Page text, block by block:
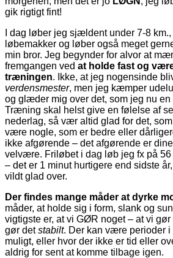
gik rigtigt fint!
I dag løber jeg sjældent under 7-8
løbemakker og løber også meget
min bror. Jeg begynder for alvor at
fremgangen ved at holde fast og
træningen. Ikke, at jeg nogensinde
verdensmester, men jeg kæmper
og glæder mig over det, som jeg nu en
Træning skal helst give en følelse af
nederlag, så vær altid glad for det,
være nogle, som er bedre eller
ikke afgørende – det afgørende er
velvære. Friløbet i dag løb jeg fx på 56
– det er 1 minut hurtigere end sidste
vildt glad over.
Der findes mange måder at dyrke
måder, at holde sig i form, slank og
vigtigste er, at vi GØR noget – at vi
gør detstabilt. Der kan være perioder i
muligt, eller hvor der ikke er tid eller
aldrig for sent at komme tilbage igen.